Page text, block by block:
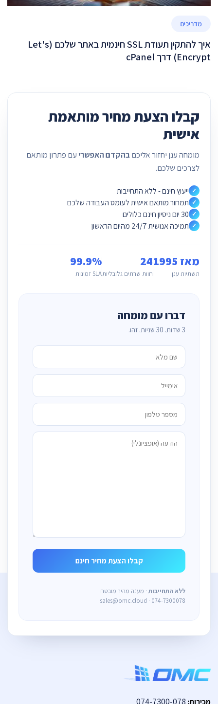
מדריכים
איך להתקין תעודת SSL חינמית באתר שלכם (Let's
Encrypt) דרך cPanel
קבלו הצעת מחיר מותאמת
אישית
מומחה ענן יחזור אליכםבהקדם האפשרי עם פתרון מותאם
לצרכים שלכם.
✓ ייעוץ חינם - ללא התחייבות
✓ תמחור מותאם אישית לעומס העבודה שלכם
✓ 30 יום ניסיון חינם כלולים
✓ תמיכה אנושית 24/7 מהיום הראשון
מאז 1995
תשתיות ענן
24
חוות שרתים גלובליות
99.9%
SLA זמינות
דברו עם מומחה
3 שדות. 30 שניות. זהו.
ללא התחייבות · מענה מהיר מובטח
sales@omc.cloud · 074-7300078
074-7300-078